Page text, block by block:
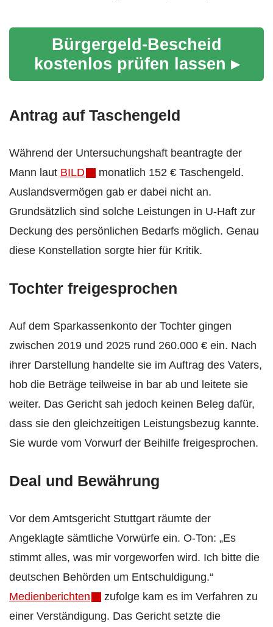
Bürgergeld-Bescheid
kostenlos prüfen lassen ▸
Antrag auf Taschengeld
Während der Untersuchungshaft beantragte der
Mann laut BILD
monatlich 152 € Taschengeld.
Auslandsvermögen gab er dabei nicht an.
Grundsätzlich sind solche Leistungen in U-Haft zur
Deckung des persönlichen Bedarfs möglich. Genau
diese Konstellation sorgte hier für Kritik.
Tochter freigesprochen
Auf dem Sparkassenkonto der Tochter gingen
zwischen 2019 und 2025 rund 260.000 € ein. Nach
ihrer Darstellung handelte sie im Auftrag des Vaters,
hob die Beträge teilweise in bar ab und leitete sie
weiter. Das Gericht sah jedoch keinen Beleg dafür,
dass sie den gleichzeitigen Leistungsbezug kannte.
Sie wurde vom Vorwurf der Beihilfe freigesprochen.
Deal und Bewährung
Vor dem Amtsgericht Stuttgart räumte der
Angeklagte sämtliche Vorwürfe ein. O-Ton: „Es
stimmt alles, was mir vorgeworfen wird. Ich bitte die
deutschen Behörden um Entschuldigung.“
Medienberichten
zufolge kam es im Verfahren zu
einer Verständigung. Das Gericht setzte die